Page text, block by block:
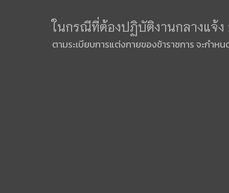
ในกรณีที่ต้องปฏิบัติงานกลางแจ้ง
ตามระเบียบการแต่งกายของข้าราชการ จะกำ